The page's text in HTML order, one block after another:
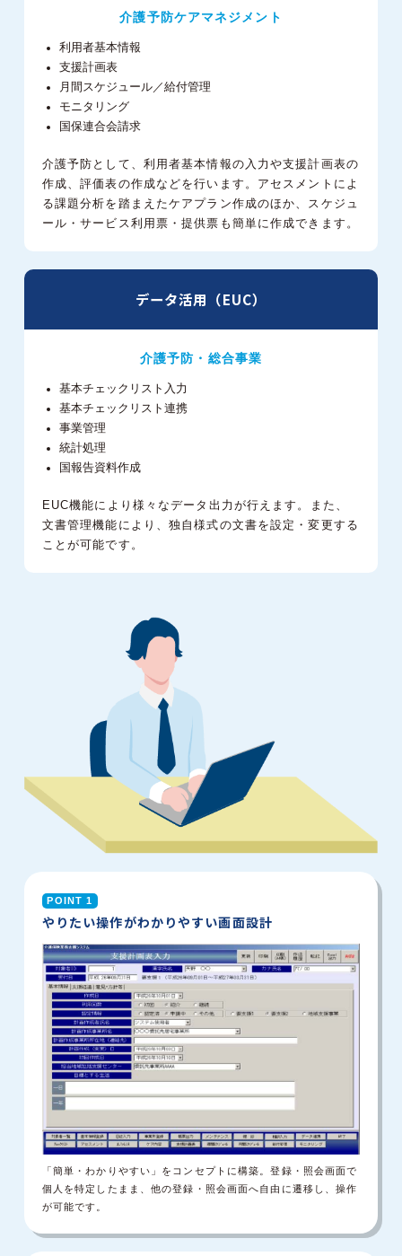
介護予防ケアマネジメント
利用者基本情報
支援計画表
月間スケジュール／給付管理
モニタリング
国保連合会請求
介護予防として、利用者基本情報の入力や支援計画表の
作成、評価表の作成などを行います。 アセスメントによ
る課題分析を踏まえたケアプラン作成のほか、スケジュ
ール・サービス利用票・提供票も簡単に作成できます。
データ活用（EUC）
介護予防・総合事業
基本チェックリスト入力
基本チェックリスト連携
事業管理
統計処理
国報告資料作成
EUC機能により様々なデータ出力が行えます。
また、
文書管理機能により、独自様式の文書を設定・変更する
ことが可能です。
POINT 1
やりたい操作がわかりやすい画面設計
「簡単・わかりやすい」をコンセプトに構築。登録・照会画面で
個人を特定した まま、他の登録・照会画面へ自由に遷移し、操作
が可能です。